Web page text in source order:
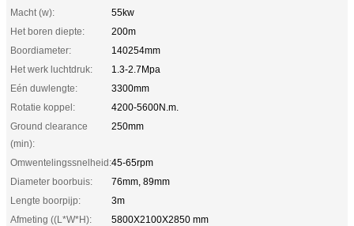
Macht (w):
55kw
Het boren diepte:
200m
Boordiameter:
140254mm
Het werk luchtdruk:
1.3-2.7Mpa
Eén duwlengte:
3300mm
Rotatie koppel:
4200-5600N.m.
Ground clearance
(min):
250mm
Omwentelingssnelheid:45-65rpm
Diameter boorbuis:
76mm, 89mm
Lengte boorpijp:
3m
Afmeting ((L*W*H):
5800X2100X2850 mm